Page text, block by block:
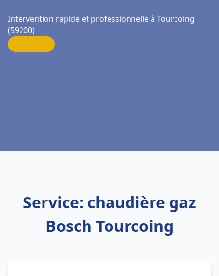
Intervention rapide et professionnelle à Tourcoing
(59200)
Service: chaudière gaz
Bosch Tourcoing